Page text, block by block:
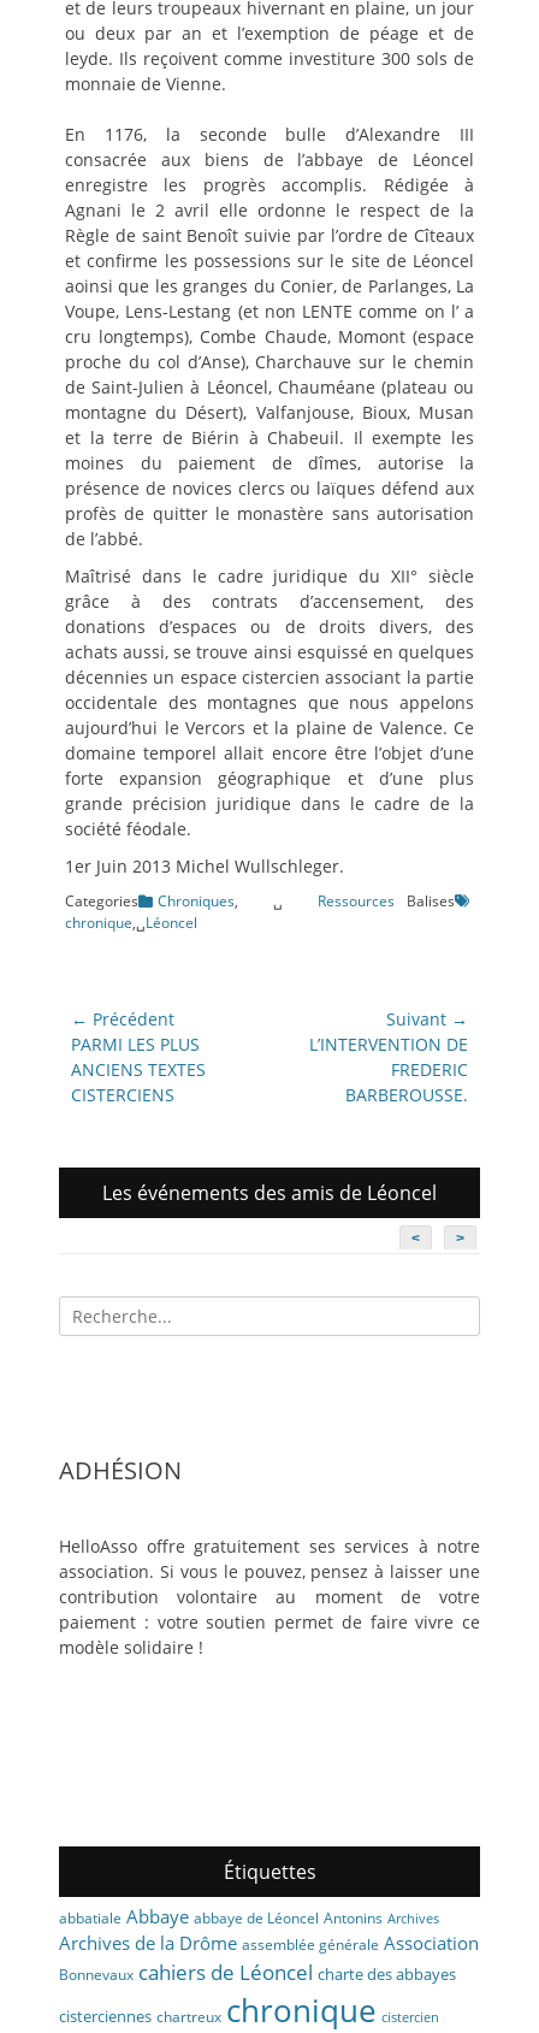
et de leurs troupeaux hivernant en plaine, un jour
ou deux par an et l’exemption de péage et de
leyde. Ils reçoivent comme investiture 300 sols de
monnaie de Vienne.
En 1176, la seconde bulle d’Alexandre III
consacrée aux biens de l’abbaye de Léoncel
enregistre les progrès accomplis. Rédigée à
Agnani le 2 avril elle ordonne le respect de la
Règle de saint Benoît suivie par l’ordre de Cîteaux
et confirme les possessions sur le site de Léoncel
aoinsi que les granges du Conier, de Parlanges, La
Voupe, Lens-Lestang (et non LENTE comme on l’ a
cru longtemps), Combe Chaude, Momont (espace
proche du col d’Anse), Charchauve sur le chemin
de Saint-Julien à Léoncel, Chauméane (plateau ou
montagne du Désert), Valfanjouse, Bioux, Musan
et la terre de Biérin à Chabeuil. Il exempte les
moines du paiement de dîmes, autorise la
présence de novices clercs ou laïques défend aux
profès de quitter le monastère sans autorisation
de l’abbé.
Maîtrisé dans le cadre juridique du XII° siècle
grâce à des contrats d’accensement, des
donations d’espaces ou de droits divers, des
achats aussi, se trouve ainsi esquissé en quelques
décennies un espace cistercien associant la partie
occidentale des montagnes que nous appelons
aujourd’hui le Vercors et la plaine de Valence. Ce
domaine temporel allait encore être l’objet d’une
forte expansion géographique et d’une plus
grande précision juridique dans le cadre de la
société féodale.
1er Juin 2013 Michel Wullschleger.
Categories Chroniques,␣ Ressources
Balises
chronique,␣Léoncel
Navigation
de
l’article
← Précédent
Article
précédent:
PARMI LES PLUS
ANCIENS TEXTES
CISTERCIENS
Suivant →
ArticleL’INTERVENTION DE
FREDERIC
BARBEROUSSE.
Les événements des amis de Léoncel
< >
Recherche
pour:
ADHÉSION
HelloAsso offre gratuitement ses services à notre
association. Si vous le pouvez, pensez à laisser une
contribution volontaire au moment de votre
paiement : votre soutien permet de faire vivre ce
modèle solidaire !
Étiquettes
abbatiale Abbaye abbaye de Léoncel Antonins Archives
Archives de la Drôme assemblée générale Association
Bonnevaux cahiers de Léoncel charte des abbayes
cisterciennes chartreux chronique cistercien